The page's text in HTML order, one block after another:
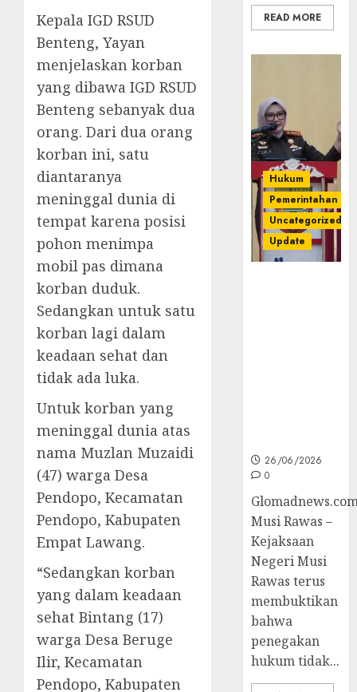
Kepala IGD RSUD
Benteng, Yayan
menjelaskan korban
yang dibawa IGD RSUD
Benteng sebanyak dua
orang. Dari dua orang
korban ini, satu
diantaranya
meninggal dunia di
tempat karena posisi
pohon menimpa
mobil pas dimana
korban duduk.
Sedangkan untuk satu
korban lagi dalam
keadaan sehat dan
tidak ada luka.
Untuk korban yang
meninggal dunia atas
nama Muzlan Muzaidi
(47) warga Desa
Pendopo, Kecamatan
Pendopo, Kabupaten
Empat Lawang.
“Sedangkan korban
yang dalam keadaan
sehat Bintang (17)
warga Desa Beruge
Ilir, Kecamatan
Pendopo, Kabupaten
READ MORE
Hukum
Pemerintahan
Uncategorized
Update
26/06/2026
0
Musi Rawas –
Kejaksaan
Negeri Musi
Rawas terus
membuktikan
bahwa
penegakan
hukum tidak...